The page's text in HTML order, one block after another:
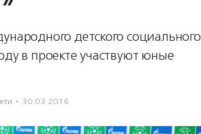
детского социального
в проекте участвуют юные
· 30.03.2016